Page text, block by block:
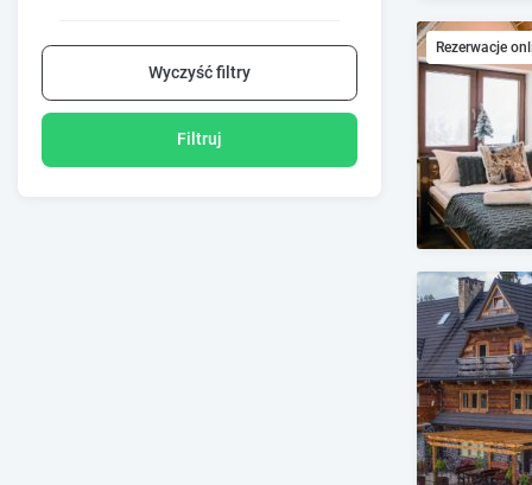
Wyczyść filtry
Filtruj
Rezerwacje